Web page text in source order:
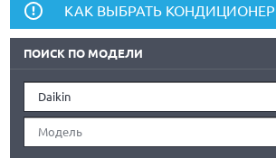
КАК ВЫБРАТЬ КОНДИЦИОНЕР
ПОИСК ПО МОДЕЛИ
Daikin
Модель